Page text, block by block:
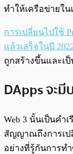
ทำให้เครือข่ายใ
การเปลี่ยนไปใช้
แล้วเสร็จในปี
ถูกสร้างขึ้นและเ
DApps จะ
Web 3 นั้นเป็นคำ
สัญญาณถึงการเป
อย่างที่รู้กันการท